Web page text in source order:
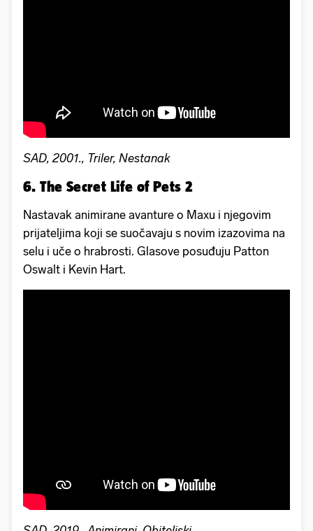
SAD, 2001., Triler, Nestanak
6. The Secret Life of Pets 2
Nastavak animirane avanture o Maxu i njegovim
prijateljima koji se suočavaju s novim izazovima na
selu i uče o hrabrosti. Glasove posuđuju Patton
Oswalt i Kevin Hart.